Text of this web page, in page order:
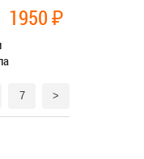
1950₽
7 >